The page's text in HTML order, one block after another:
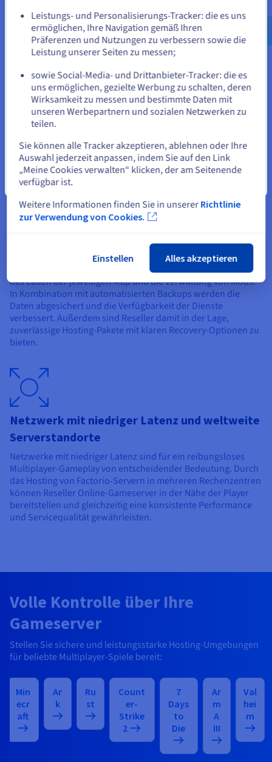
CPU-zentrierte Architektur für große Fabriken
Leistung als auf GPU-Beschleunigung angewiesen. Die
Auswahl der geeigneten Dedicated-Server-Hardware ist für
Leistung und Stabilität entscheidend. Reseller können
Serverkonfigurationen an unterschiedliche Gameplay-Profile
anpassen, von gemeinschaftlichen Servern bis hin zu
unter Linux oderWindows Serverlaufen.
Schnelle Storage, Backups und Datenschutz
Schneller Storage verbessert das Sicherungsmanagement,
das Laden der jeweiligen Map und die Verwaltung von Mods.
In Kombination mit automatisierten Backups werden die
Daten abgesichert und die Verfügbarkeit der Dienste
verbessert. Außerdem sind Reseller damit in der Lage,
zuverlässige Hosting-Pakete mit klaren Recovery-Optionen zu
bieten.
Netzwerk mit niedriger Latenz und weltweite
Serverstandorte
Netzwerke mit niedriger Latenz sind für ein reibungsloses
Multiplayer-Gameplay von entscheidender Bedeutung. Durch
das Hosting von Factorio-Servern in mehreren Rechenzentren
können Reseller Online-Gameserver in der Nähe der Player
bereitstellen und gleichzeitig eine konsistente Performance
und Servicequalität gewährleisten.
Volle Kontrolle über Ihre
Gameserver
Stellen Sie sichere und leistungsstarke Hosting-Umgebungen
für beliebte Multiplayer-Spiele bereit:
Min
ecr
aft
Ar
k
Ru
st
Count
er-
Strike
2
7
Days
to
Die
Ar
m
A
III
Val
hei
m
us.ovhcloud.com/bare-metal Englisch
USD -
$
oder
Auf der aktuellen Website bleiben
Eine andere Website wählen
Leistungs- und Personalisierungs-Tracker: die es uns
ermöglichen, Ihre Navigation gemäß Ihren
Präferenzen und Nutzungen zu verbessern sowie die
Leistung unserer Seiten zu messen;
sowie Social-Media- und Drittanbieter-Tracker: die es
uns ermöglichen, gezielte Werbung zu schalten, deren
Wirksamkeit zu messen und bestimmte Daten mit
unseren Werbepartnern und sozialen Netzwerken zu
teilen.
Sie können alle Tracker akzeptieren, ablehnen oder Ihre
Auswahl jederzeit anpassen, indem Sie auf den Link
„Meine Cookies verwalten“ klicken, der am Seitenende
verfügbar ist.
Weitere Informationen finden Sie in unserer Richtlinie
zur Verwendung von Cookies.
Einstellen Alles akzeptieren